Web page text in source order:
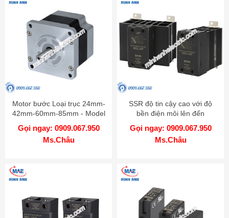
Motor bước Loại trục 24mm-
42mm-60mm-85mm - Model
AK
Gọi ngay: 0909.067.950
Ms.Châu
SSR độ tin cậy cao với độ
bền điện môi lên đến
4000VAC - Model SRPH1
Gọi ngay: 0909.067.950
Ms.Châu